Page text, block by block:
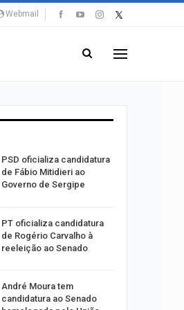
Webmail
PSD oficializa candidatura
de Fábio Mitidieri ao
Governo de Sergipe
PT oficializa candidatura
de Rogério Carvalho à
reeleição ao Senado
André Moura tem
candidatura ao Senado